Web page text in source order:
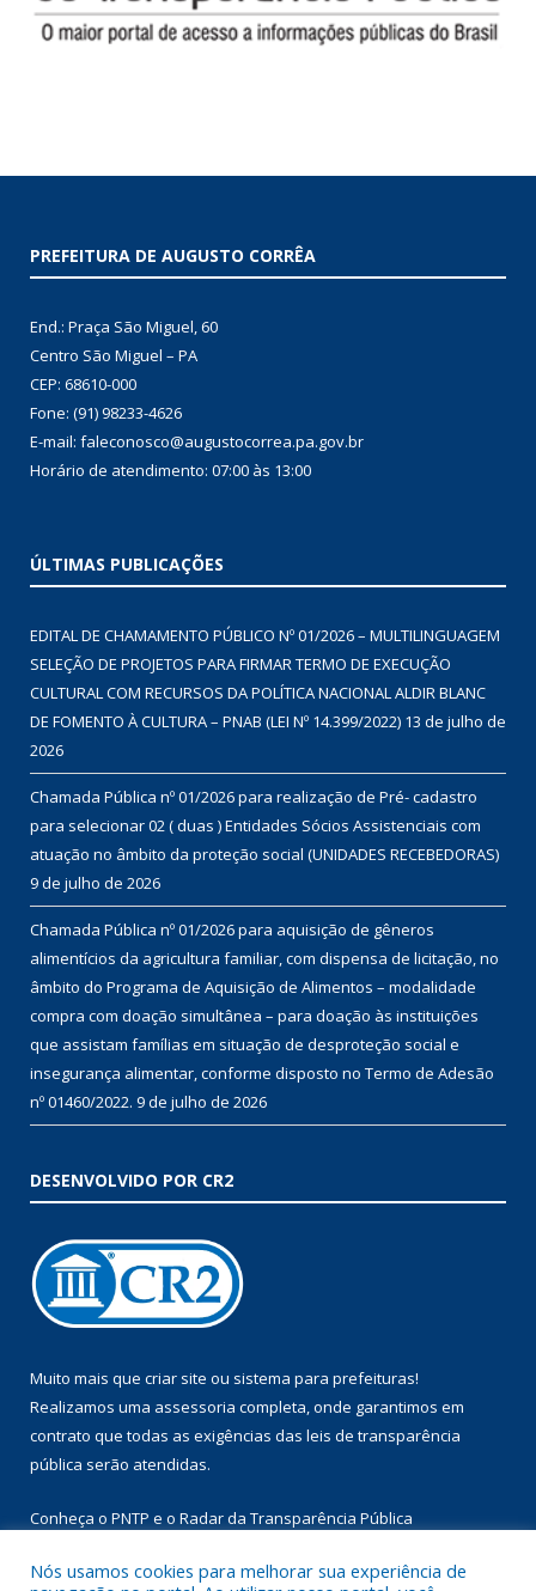
PREFEITURA DE AUGUSTO CORRÊA
End.: Praça São Miguel, 60
Centro São Miguel – PA
CEP: 68610-000
Fone: (91) 98233-4626
E-mail: faleconosco@augustocorrea.pa.gov.br
Horário de atendimento: 07:00 às 13:00
ÚLTIMAS PUBLICAÇÕES
EDITAL DE CHAMAMENTO PÚBLICO Nº 01/2026 – MULTILINGUAGEM
SELEÇÃO DE PROJETOS PARA FIRMAR TERMO DE EXECUÇÃO
CULTURAL COM RECURSOS DA POLÍTICA NACIONAL ALDIR BLANC
DE FOMENTO À CULTURA – PNAB (LEI Nº 14.399/2022) 13 de julho de
2026
Chamada Pública nº 01/2026 para realização de Pré- cadastro
para selecionar 02 ( duas ) Entidades Sócios Assistenciais com
atuação no âmbito da proteção social (UNIDADES RECEBEDORAS)
9 de julho de 2026
Chamada Pública nº 01/2026 para aquisição de gêneros
alimentícios da agricultura familiar, com dispensa de licitação, no
âmbito do Programa de Aquisição de Alimentos – modalidade
compra com doação simultânea – para doação às instituições
que assistam famílias em situação de desproteção social e
insegurança alimentar, conforme disposto no Termo de Adesão
nº 01460/2022. 9 de julho de 2026
DESENVOLVIDO POR CR2
Muito mais que criar site ou sistema para prefeituras!
Realizamos uma assessoria completa, onde garantimos em
contrato que todas as exigências das leis de transparência
pública serão atendidas.
Conheça o PNTP e o Radar da Transparência Pública
Nós usamos cookies para melhorar sua experiência de